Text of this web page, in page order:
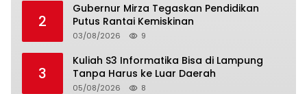
2
Gubernur Mirza Tegaskan Pendidikan
Putus Rantai Kemiskinan
03/08/2026 9
3
Kuliah S3 Informatika Bisa di Lampung
Tanpa Harus ke Luar Daerah
05/08/2026 8